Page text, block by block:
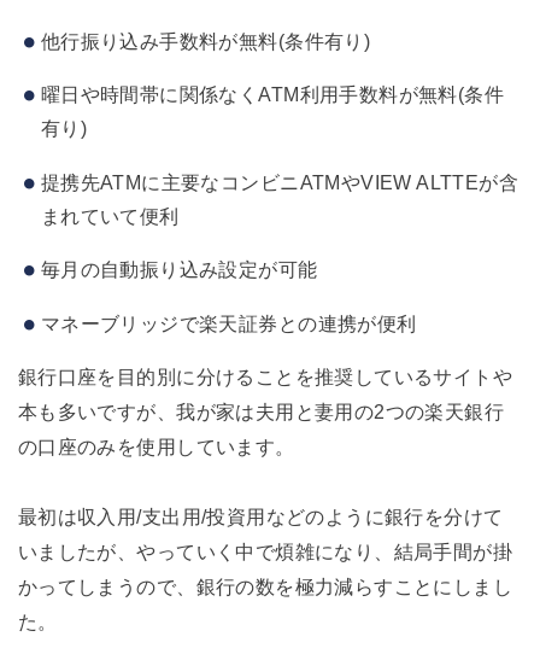
他行振り込み手数料が無料(条件有り)
曜日や時間帯に関係なくATM利用手数料が無料(条件
有り)
提携先ATMに主要なコンビニATMやVIEW ALTTEが含
まれていて便利
毎月の自動振り込み設定が可能
マネーブリッジで楽天証券との連携が便利
銀行口座を目的別に分けることを推奨しているサイトや
本も多いですが、我が家は夫用と妻用の2つの楽天銀行
の口座のみを使用しています。
最初は収入用/支出用/投資用などのように銀行を分けて
いましたが、やっていく中で煩雑になり、結局手間が掛
かってしまうので、銀行の数を極力減らすことにしまし
た。